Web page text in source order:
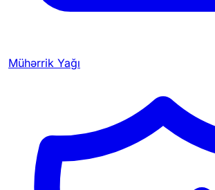
Mühərrik Yağı